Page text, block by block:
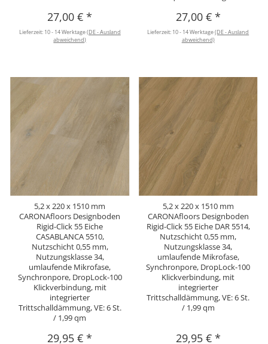
27,00 €*
Lieferzeit: 10 - 14 Werktage(DE - Ausland
abweichend)
27,00 € *
Lieferzeit: 10 - 14 Werktage(DE - Ausland
abweichend)
5,2 x 220 x 1510 mm
CARONAfloors Designboden
Rigid-Click 55 Eiche
CASABLANCA 5510,
Nutzschicht 0,55 mm,
Nutzungsklasse 34,
umlaufende Mikrofase,
Synchronpore, DropLock-100
Klickverbindung, mit
integrierter
Trittschalldämmung, VE: 6 St.
/ 1,99 qm
29,95 €*
5,2 x 220 x 1510 mm
CARONAfloors Designboden
Rigid-Click 55 Eiche DAR 5514,
Nutzschicht 0,55 mm,
Nutzungsklasse 34,
umlaufende Mikrofase,
Synchronpore, DropLock-100
Klickverbindung, mit
integrierter
Trittschalldämmung, VE: 6 St.
/ 1,99 qm
29,95 € *